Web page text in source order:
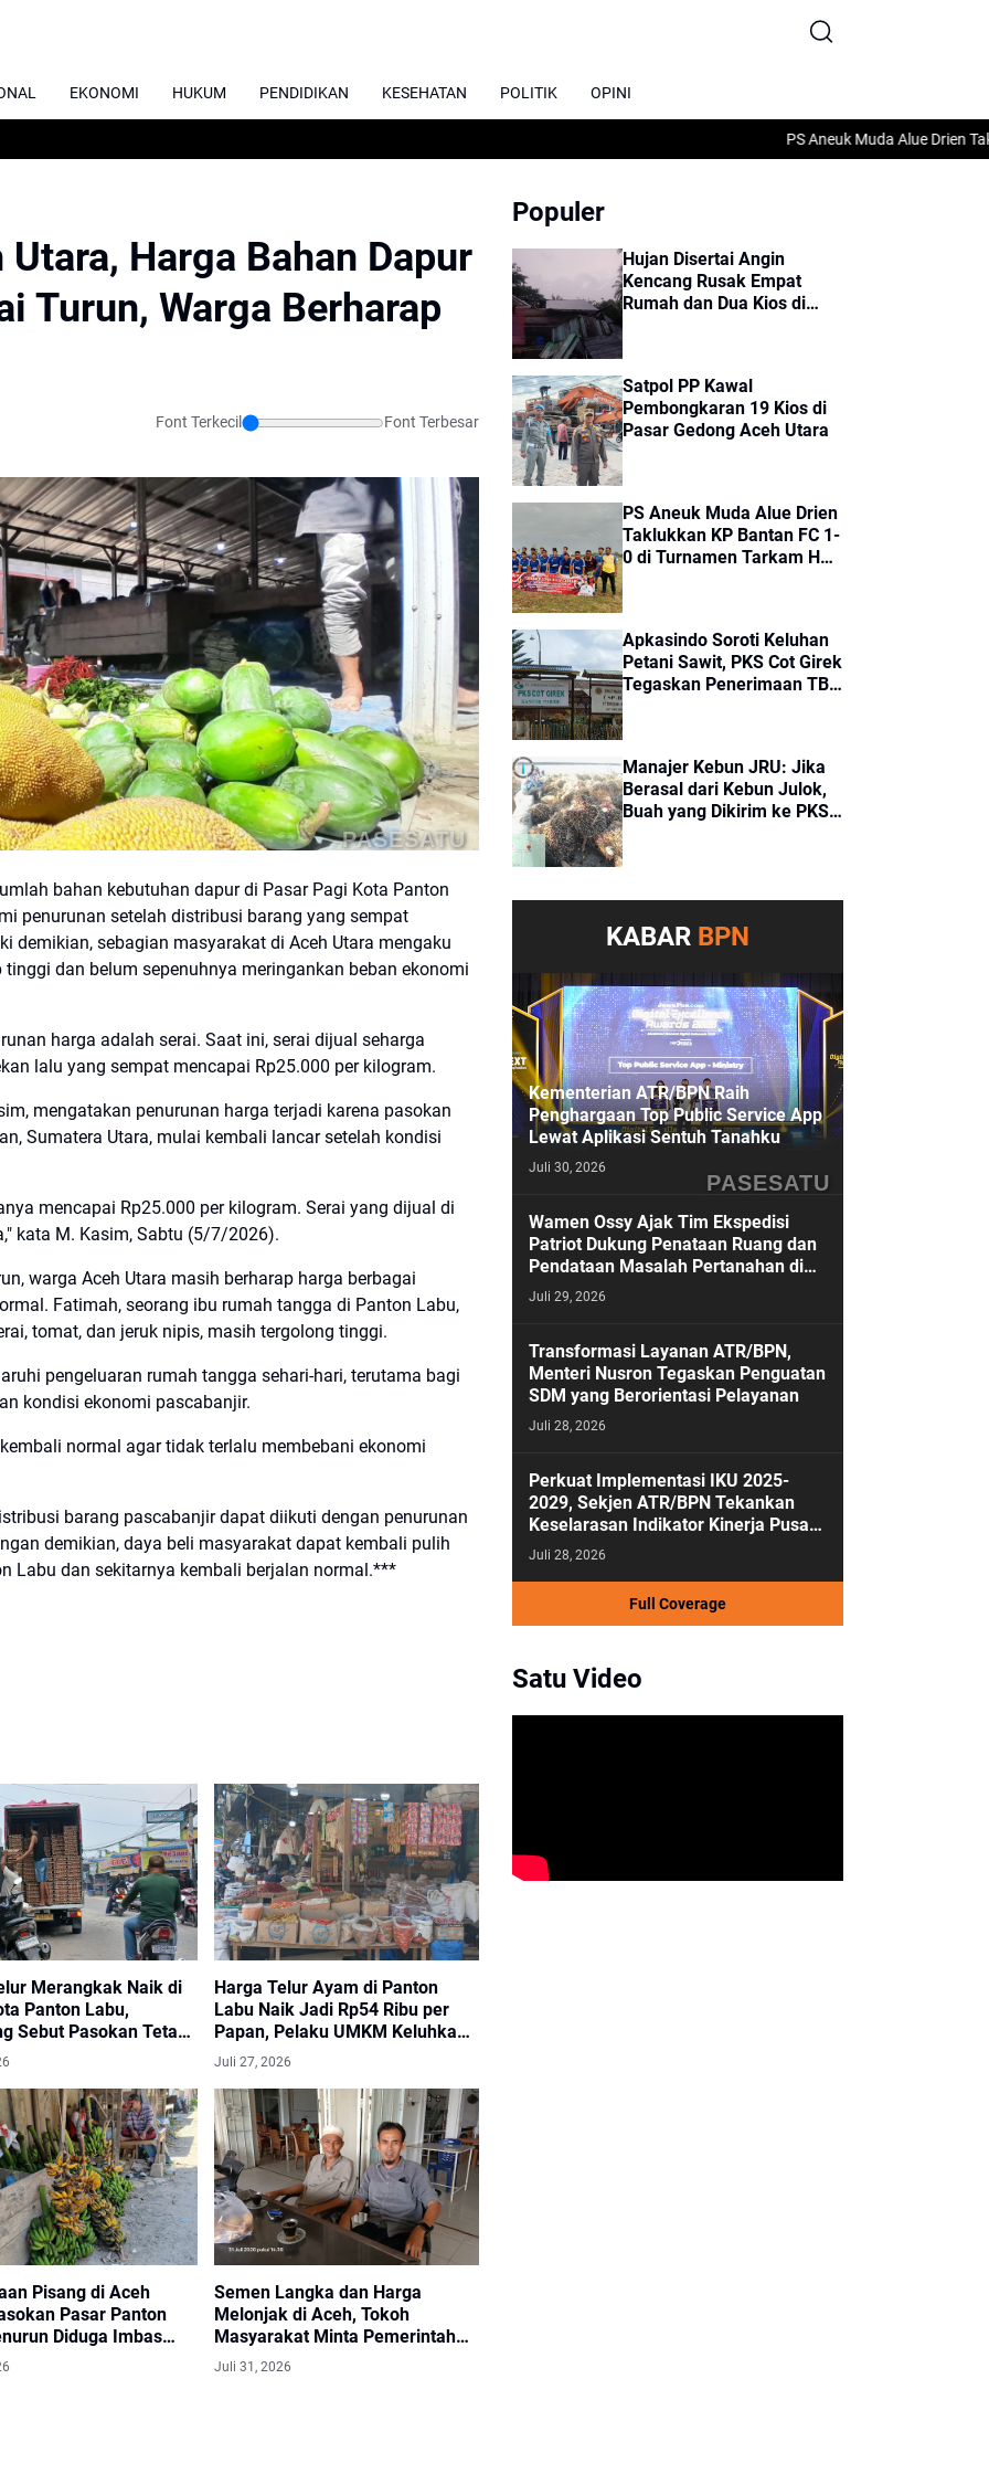
EKONOMI HUKUM PENDIDIKAN KESEHATAN POLITIK OPINI
PS Aneuk Muda Alue Drien
Harga Bahan Dapur
Turun, Warga Berharap
Font Terkecil Font Terbesar
PASESATU
bahan kebutuhan dapur di Pasar Pagi Kota Panton
penurunan setelah distribusi barang yang sempat
demikian, sebagian masyarakat di Aceh Utara mengaku
dan belum sepenuhnya meringankan beban ekonomi
harga adalah serai. Saat ini, serai dijual seharga
lalu yang sempat mencapai Rp25.000 per kilogram.
mengatakan penurunan harga terjadi karena pasokan
Sumatera Utara, mulai kembali lancar setelah kondisi
mencapai Rp25.000 per kilogram. Serai yang dijual di
kata M. Kasim, Sabtu (5/7/2026).
warga Aceh Utara masih berharap harga berbagai
Fatimah, seorang ibu rumah tangga di Panton Labu,
tomat, dan jeruk nipis, masih tergolong tinggi.
pengeluaran rumah tangga sehari-hari, terutama bagi
kondisi ekonomi pascabanjir.
normal agar tidak terlalu membebani ekonomi
barang pascabanjir dapat diikuti dengan penurunan
demikian, daya beli masyarakat dapat kembali pulih
Labu dan sekitarnya kembali berjalan normal.***
Merangkak Naik di
Panton Labu,
Sebut Pasokan Tetap
Harga Telur Ayam di Panton
Labu Naik Jadi Rp54 Ribu per
Papan, Pelaku UMKM Keluhkan
Biaya Produksi
Juli 27, 2026
Pisang di Aceh
Pasar Panton
Diduga Imbas
Semen Langka dan Harga
Melonjak di Aceh, Tokoh
Masyarakat Minta Pemerintah
Segera Bertindak
Juli 31, 2026
Populer
Hujan Disertai Angin
Kencang Rusak Empat
Rumah dan Dua Kios di
Satpol PP Kawal
Pembongkaran 19 Kios di
Pasar Gedong Aceh Utara
PS Aneuk Muda Alue Drien
Taklukkan KP Bantan FC 1-
0 di Turnamen Tarkam HUT
Apkasindo Soroti Keluhan
Petani Sawit, PKS Cot Girek
Tegaskan Penerimaan TBS
Manajer Kebun JRU: Jika
Berasal dari Kebun Julok,
Buah yang Dikirim ke PKS
KABAR BPN
PASESATU
Kementerian ATR/BPN Raih
Penghargaan Top Public Service App
Lewat Aplikasi Sentuh Tanahku
Juli 30, 2026
Wamen Ossy Ajak Tim Ekspedisi
Patriot Dukung Penataan Ruang dan
Pendataan Masalah Pertanahan di
Kawasan Transmigrasi
Juli 29, 2026
Transformasi Layanan ATR/BPN,
Menteri Nusron Tegaskan Penguatan
SDM yang Berorientasi Pelayanan
Juli 28, 2026
Perkuat Implementasi IKU 2025-
2029, Sekjen ATR/BPN Tekankan
Keselarasan Indikator Kinerja Pusat
dan Daerah
Juli 28, 2026
Full Coverage
Satu Video